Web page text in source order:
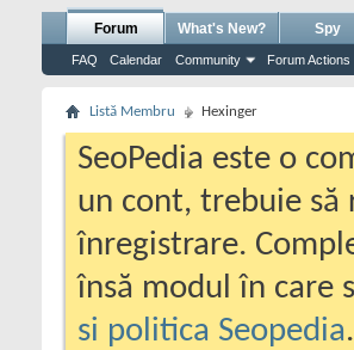
Forum
FAQ Calendar Community Forum Actions
What's New? Spy
Listă Membru Hexinger
SeoPedia este o
un cont, trebuie
înregistrare.
însă modul în care
si politica Seopedia